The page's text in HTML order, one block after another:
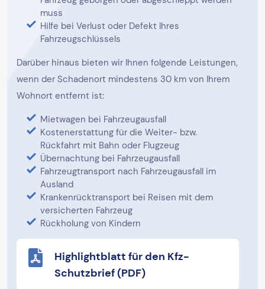
muss
Hilfe bei Verlust oder Defekt Ihres
Fahrzeugschlüssels
Darüber hinaus bieten wir Ihnen folgende Leistungen,
wenn der Schadenort mindestens 30 km von Ihrem
Wohnort entfernt ist:
Mietwagen bei Fahrzeugausfall
Kostenerstattung für die Weiter- bzw.
Rückfahrt mit Bahn oder Flugzeug
Übernachtung bei Fahrzeugausfall
Fahrzeugtransport nach Fahrzeugausfall im
Ausland
Krankenrücktransport bei Reisen mit dem
versicherten Fahrzeug
Rückholung von Kindern
Highlightblatt für den Kfz-
Schutzbrief (PDF)